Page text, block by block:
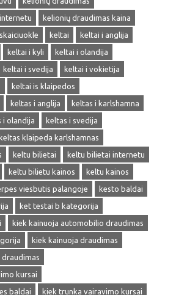
kelionių draudimas kaina
keltai
keltai i anglija
keltai i kyli
keltai i olandija
keltai i svedija
keltai i vokietija
keltai is klaipedos
keltas i anglija
keltas i karlshamna
i olandija
keltas i svedija
keltas klaipeda karlshamnas
keltu bilietai
keltu bilietai internetu
keltu bilietu kainos
keltu kainos
viesbutis palangoje
kesto baldai
ket testai b kategorija
kiek kainuoja automobilio draudimas
kiek kainuoja draudimas
draudimas
kursai
baldai
kiek trunka vairavimo kursai